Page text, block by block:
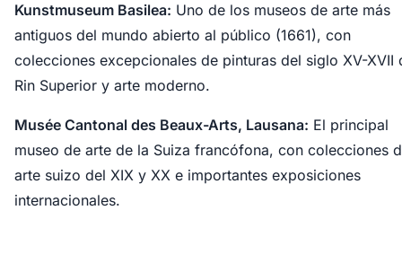
Kunstmuseum Basilea: Uno de los museos de arte más
antiguos del mundo abierto al público (1661), con
colecciones excepcionales de pinturas del siglo XV-XVII
Rin Superior y arte moderno.
Musée Cantonal des Beaux-Arts, Lausana: El principal
museo de arte de la Suiza francófona, con colecciones
arte suizo del XIX y XX e importantes exposiciones
internacionales.